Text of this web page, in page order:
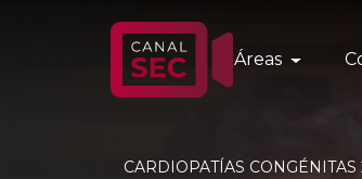
Áreas
CARDIOPATÍAS CONGÉNITAS